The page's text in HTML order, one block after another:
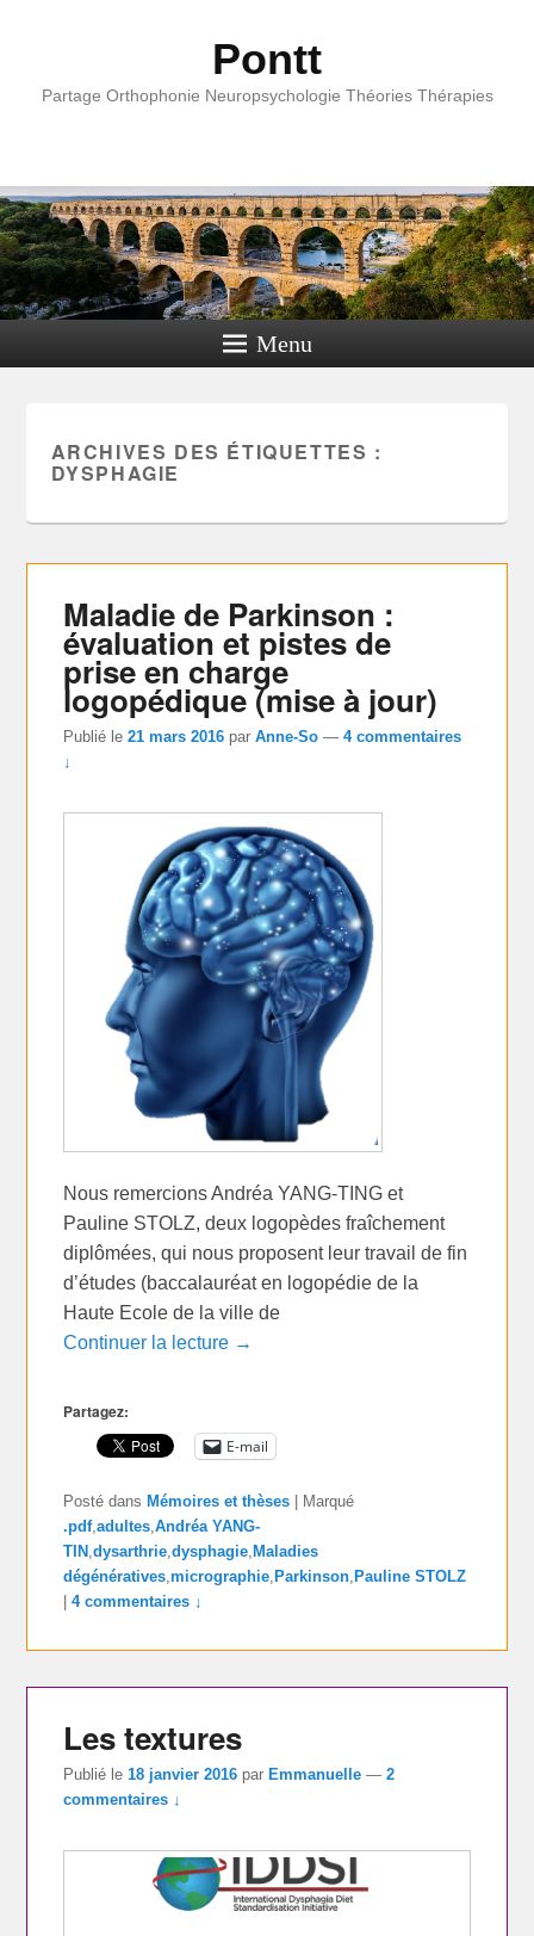
Pontt
Partage Orthophonie Neuropsychologie Théories Thérapies
Menu
ARCHIVES DES ÉTIQUETTES :
DYSPHAGIE
Maladie de Parkinson :
évaluation et pistes de
prise en charge
logopédique (mise à jour)
Publié le21 mars 2016 parAnne-So —4 commentaires
↓
Nous remercions Andréa YANG-TING et
Pauline STOLZ, deux logopèdes fraîchement
diplômées, qui nous proposent leur travail de fin
d’études (baccalauréat en logopédie de la
Haute Ecole de la ville de
Continuer la lecture →
Partagez:
E-mail
Posté dans Mémoires et thèses
Marqué
.pdf,adultes ,Andréa YANG-
TIN ,dysarthrie ,dysphagie Maladies
dégénératives ,micrographie Parkinson Pauline STOLZ
|4 commentaires ↓
Les textures
Publié le18 janvier 2016 parEmmanuelle —2
commentaires ↓